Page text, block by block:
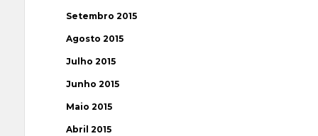
Setembro 2015
Agosto 2015
Julho 2015
Junho 2015
Maio 2015
Abril 2015